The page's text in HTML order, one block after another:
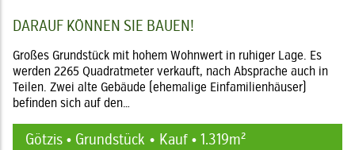
DARAUF KÖNNEN SIE BAUEN!
Großes Grundstück mit hohem Wohnwert in ruhiger Lage. Es
werden 2265 Quadratmeter verkauft, nach Absprache auch in
Teilen. Zwei alte Gebäude (ehemalige Einfamilienhäuser)
befinden sich auf den…
Götzis • Grundstück Kauf • 1.319m²